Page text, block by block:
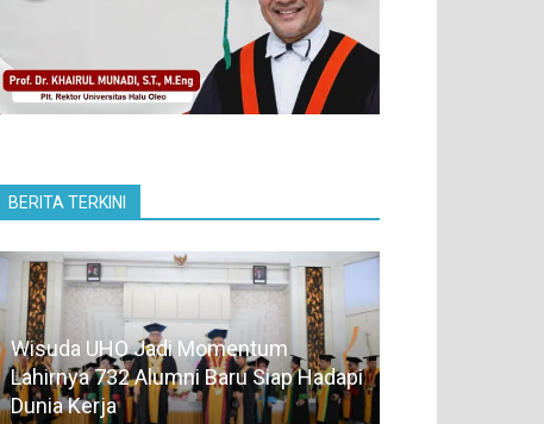
BERITA TERKINI
Wisuda UHO Jadi Momentum
Lahirnya 732 Alumni Baru Siap Hadapi
Dunia Kerja